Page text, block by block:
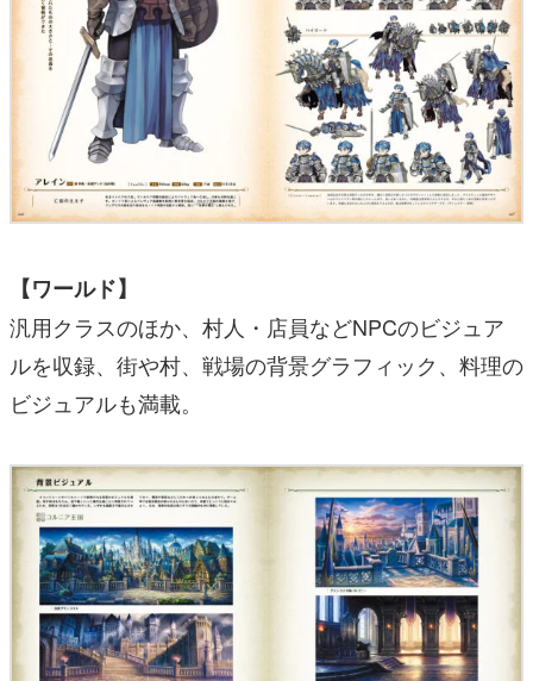
【ワールド】
汎用クラスのほか、村人・店員などNPCのビジュア
ルを収録、街や村、戦場の背景グラフィック、料理の
ビジュアルも満載。